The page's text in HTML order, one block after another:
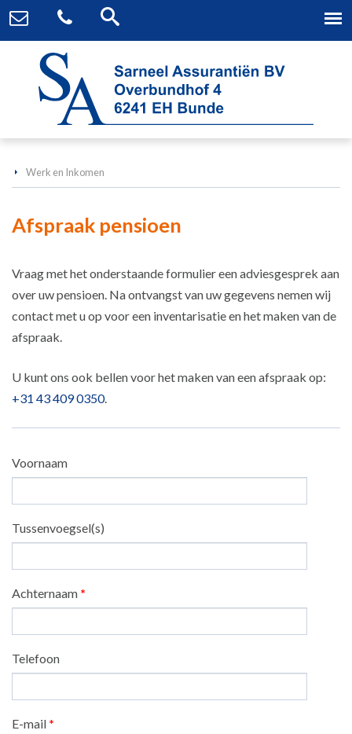
Werk en Inkomen
Afspraak pensioen
Vraag met het onderstaande formulier een adviesgesprek aan
over uw pensioen. Na ontvangst van uw gegevens nemen wij
contact met u op voor een inventarisatie en het maken van de
afspraak.
U kunt ons ook bellen voor het maken van een afspraak op:
+31 43 409 0350.
Voornaam
Tussenvoegsel(s)
Achternaam *
Telefoon
E-mail *